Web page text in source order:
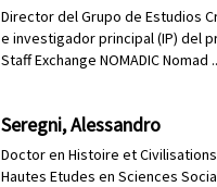
Director del Grupo de Estudios
e investigador principal (IP) del
Staff Exchange NOMADIC Nomad
Seregni, Alessandro
Doctor en Histoire et
Hautes Etudes en Sciences